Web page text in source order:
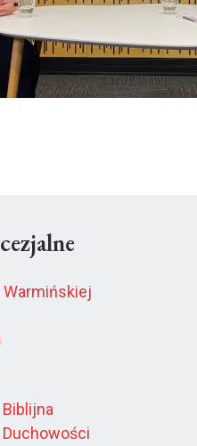
Biblijna
Duchowości